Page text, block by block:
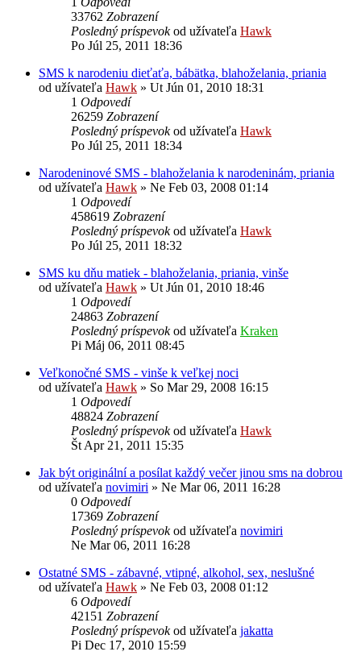
33762 Zobrazení
Posledný príspevokod užívateľa Hawk
Po Júl 25, 2011 18:36
SMS k narodeniu dieťaťa, bábätka, blahoželania, priania
od užívateľa Hawk » Ut Jún 01, 2010 18:31
1 Odpovedí
26259 Zobrazení
Posledný príspevokod užívateľa Hawk
Po Júl 25, 2011 18:34
Narodeninové SMS - blahoželania k narodeninám, priania
od užívateľa Hawk » Ne Feb 03, 2008 01:14
1 Odpovedí
458619 Zobrazení
Posledný príspevokod užívateľa Hawk
Po Júl 25, 2011 18:32
SMS ku dňu matiek - blahoželania, priania, vinše
od užívateľa Hawk » Ut Jún 01, 2010 18:46
1 Odpovedí
24863 Zobrazení
Posledný príspevokod užívateľa Kraken
Pi Máj 06, 2011 08:45
Veľkonočné SMS - vinše k veľkej noci
od užívateľa Hawk » So Mar 29, 2008 16:15
1 Odpovedí
48824 Zobrazení
Posledný príspevokod užívateľa Hawk
Št Apr 21, 2011 15:35
Jak být originální a posílat každý večer jinou sms na dobrou
od užívateľa novimiri » Ne Mar 06, 2011 16:28
0 Odpovedí
17369 Zobrazení
Posledný príspevokod užívateľa novimiri
Ne Mar 06, 2011 16:28
Ostatné SMS - zábavné, vtipné, alkohol, sex, neslušné
od užívateľa Hawk » Ne Feb 03, 2008 01:12
6 Odpovedí
42151 Zobrazení
Posledný príspevokod užívateľa jakatta
Pi Dec 17, 2010 15:59